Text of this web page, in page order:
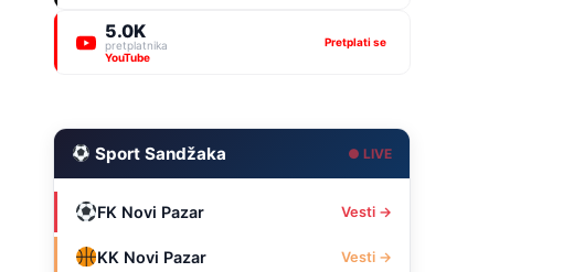
5.0K
pretplatnika
YouTube
Pretplati se
Sport Sandžaka ● LIVE
FK Novi Pazar Vesti →
KK Novi Pazar Vesti →